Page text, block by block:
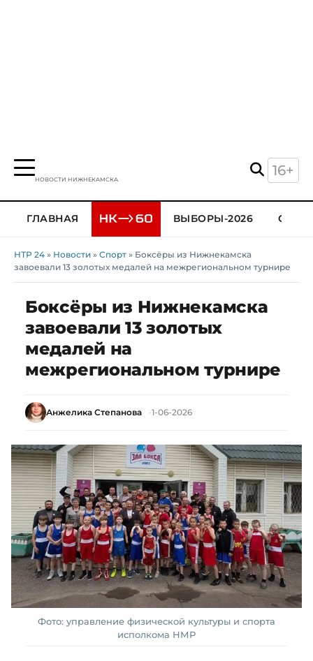
НОВОСТИ НИЖНЕКАМСКА
16+
ГЛАВНАЯ ВЫБОРЫ-2026
НТР 24 » Новости » Спорт » Боксёры из Нижнекамска
завоевали 13 золотых медалей на межрегиональном турнире
Боксёры из Нижнекамска
завоевали 13 золотых
медалей на
межрегиональном турнире
Анжелика Степанова 1-06-2026
Фото: управление физической культуры и спорта
исполкома НМР